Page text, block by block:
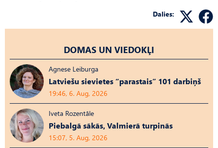
Dalies:
DOMAS UN VIEDOKĻI
Agnese Leiburga
Latviešu sievietes “parastais” 101 darbiņš
19:46, 6. Aug, 2026
Iveta Rozentāle
Piebalgā sākās, Valmierā turpinās
15:07, 5. Aug, 2026